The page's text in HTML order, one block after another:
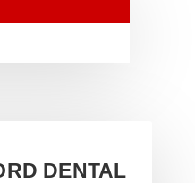
DENTAL